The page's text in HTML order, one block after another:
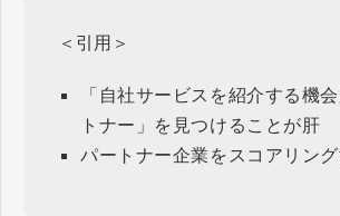
＜引用＞
「自社サービスを紹介する機
トナー」を見つけることが肝
パートナー企業をスコアリン